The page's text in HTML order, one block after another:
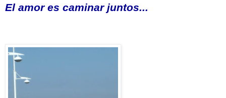
El amor es caminar juntos...